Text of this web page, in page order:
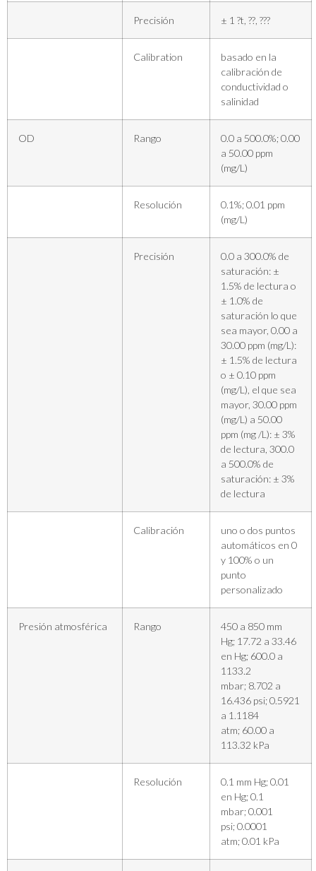
Precisión ± 1 ?t, ??, ???
Calibration
basado en la
calibración de
conductividad o
salinidad
OD Rango
0.0 a 500.0%; 0.00
a 50.00 ppm
(mg/L)
Resolución
0.1%; 0.01 ppm
(mg/L)
Precisión
0.0 a 300.0% de
saturación: ±
1.5% de lectura o
± 1.0% de
saturación lo que
sea mayor, 0.00 a
30.00 ppm (mg/L):
± 1.5% de lectura
o ± 0.10 ppm
(mg/L), el que sea
mayor, 30.00 ppm
(mg/L) a 50.00
ppm (mg /L): ± 3%
de lectura, 300.0
a 500.0% de
saturación: ± 3%
de lectura
Calibración
uno o dos puntos
automáticos en 0
y 100% o un
punto
personalizado
Presión atmosférica Rango
450 a 850 mm
Hg; 17.72 a 33.46
en Hg; 600.0 a
1133.2
mbar; 8.702 a
16.436 psi; 0.5921
a 1.1184
atm; 60.00 a
113.32 kPa
Resolución
0.1 mm Hg; 0.01
en Hg; 0.1
mbar; 0.001
psi; 0.0001
atm; 0.01 kPa